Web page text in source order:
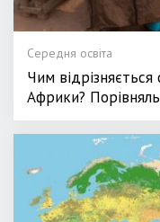
Середня освіта
Чим відрізняється
Африки?